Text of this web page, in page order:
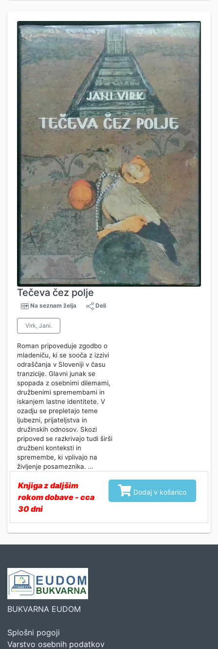
Tečeva čez polje
Na seznam želja Deli
Virk, Jani.
Roman pripoveduje zgodbo o
mladeniču, ki se sooča z izzivi
odraščanja v Sloveniji v času
tranzicije. Glavni junak se
spopada z osebnimi dilemami,
družbenimi spremembami in
iskanjem lastne identitete. V
ozadju se prepletajo teme
ljubezni, prijateljstva in
družinskih odnosov. Skozi
pripoved se razkrivajo tudi širši
družbeni konteksti in
spremembe, ki vplivajo na
življenje posameznika. …
Knjiga z daljšim
rokom dobave - cca
30 dni
 Dodaj v košarico
BUKVARNA EUDOM
Splošni pogoji
Varstvo osebnih podatkov